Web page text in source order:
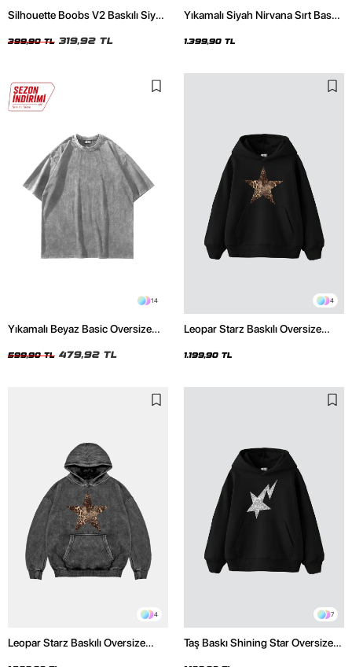
Silhouette Boobs V2 Baskılı Siyah
399,90 TL 319,92 TL
Yıkamalı Siyah Nirvana Sırt Baskılı
1.399,90 TL
14
Yıkamalı Beyaz Basic Oversize
599,90 TL 479,92 TL
4
Leopar Starz Baskılı Oversize
1.199,90 TL
4
Leopar Starz Baskılı Oversize
7
Taş Baskı Shining Star Oversize